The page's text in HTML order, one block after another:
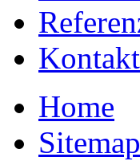
Kontakt
Home
Sitemap